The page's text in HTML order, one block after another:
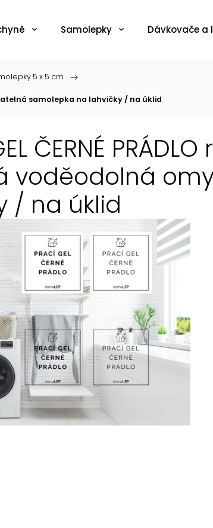
Samolepky Dávkovače a
5 x 5 cm /
samolepka na lahvičky / na úklid
ČERNÉ
voděodolná
/ na úklid